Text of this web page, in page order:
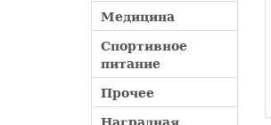
Медицина
Спортивное
питание
Прочее